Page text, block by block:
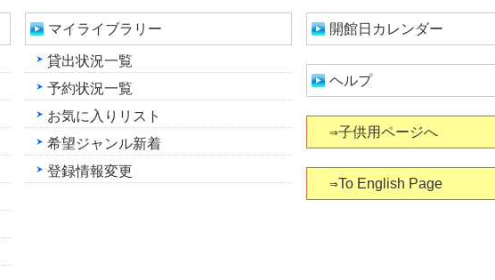
マイライブラリー
貸出状況一覧
予約状況一覧
お気に入りリスト
希望ジャンル新着
登録情報変更
開館日カレンダー
ヘルプ
⇒子供用ページへ
⇒To English Page